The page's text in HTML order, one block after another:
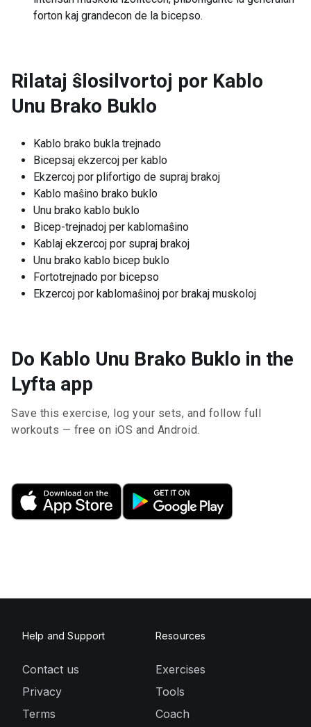
forton kaj grandecon de la bicepso.
Rilataj ŝlosilvortoj por Kablo
Unu Brako Buklo
Kablo brako bukla trejnado
Bicepsaj ekzercoj per kablo
Ekzercoj por plifortigo de supraj brakoj
Kablo maŝino brako buklo
Unu brako kablo buklo
Bicep-trejnadoj per kablomaŝino
Kablaj ekzercoj por supraj brakoj
Unu brako kablo bicep buklo
Fortotrejnado por bicepso
Ekzercoj por kablomaŝinoj por brakaj muskoloj
Do Kablo Unu Brako Buklo in the
Lyfta app
Save this exercise, log your sets, and follow full
workouts — free on iOS and Android.
Help and Support
Contact us
Privacy
Terms
Resources
Exercises
Tools
Coach